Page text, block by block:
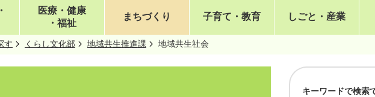
医療・健康
・福祉
まちづくり 子育て・教育 しごと・産業
す くらし文化部 地域共生推進課 地域共生社会
キーワードで検索